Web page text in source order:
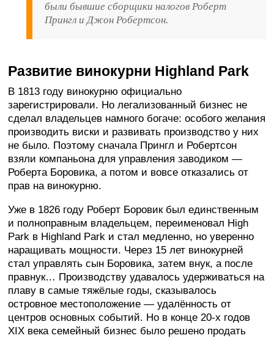
были бывшие сборщики налогов Роберт
Прингл и Джон Робертсон.
Развитие винокурни Highland Park
В 1813 году винокурню официально
зарегистрировали. Но легализованный бизнес не
сделал владельцев намного богаче: особого желания
производить виски и развивать производство у них
не было. Поэтому сначала Прингл и Робертсон
взяли компаньона для управления заводиком —
Роберта Боровика, а потом и вовсе отказались от
прав на винокурню.
Уже в 1826 году Роберт Боровик был единственным
и полноправным владельцем, переименовал High
Park в Highland Park и стал медленно, но уверенно
наращивать мощности. Через 15 лет винокурней
стал управлять сын Боровика, затем внук, а после
правнук… Производству удавалось удерживаться на
плаву в самые тяжёлые годы, сказывалось
островное местоположение — удалённость от
центров основных событий. Но в конце 20-х годов
ХІХ века семейный бизнес было решено продать